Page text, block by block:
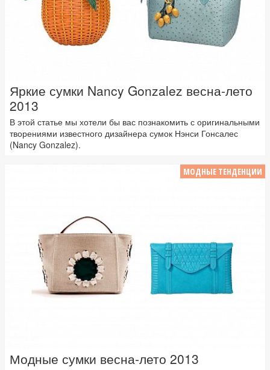
Яркие сумки Nancy Gonzalez весна-лето
2013
В этой статье мы хотели бы вас познакомить с оригинальными
творениями известного дизайнера сумок Нэнси Гонсалес
(Nancy Gonzalez).
МОДНЫЕ ТЕНДЕНЦИИ
Модные сумки весна-лето 2013